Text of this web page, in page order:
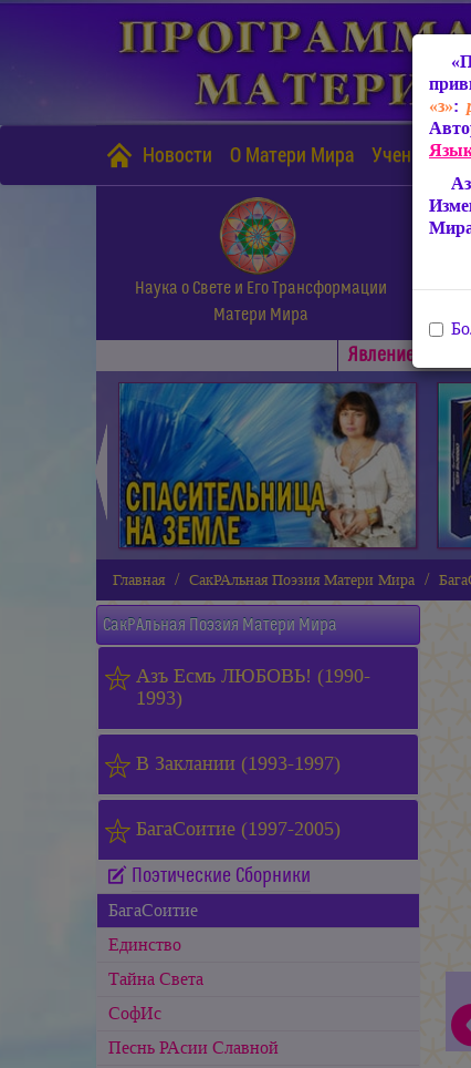
Новости О Матери Мира Учение
Наука о Свете и Его Трансформации
Матери Мира
Явлениe
◄
Главная СакРАльная Поэзия Матери Мира
СакРАльная Поэзия Матери Мира
Азъ Есмь ЛЮБОВЬ! (1990-
1993)
В Заклании (1993-1997)
БагаСоитие (1997-2005)
Поэтические Сборники
БагаСоитие
Единство
Тайна Света
СофИс
Песнь РАсии Славной
«з»: